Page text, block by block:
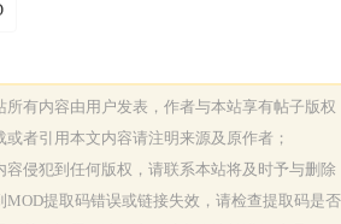
所有内容由用户发表，作者与本站享有帖子版权
或者引用本文内容请注明来源及原作者；
容侵犯到任何版权，请联系本站将及时予与删除
MOD提取码错误或链接失效，请检查提取码是